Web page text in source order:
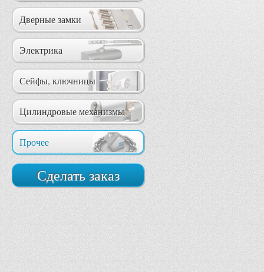
Дверные замки
Электрика
Сейфы, ключницы
Цилиндровые механизмы
Прочее
Сделать заказ